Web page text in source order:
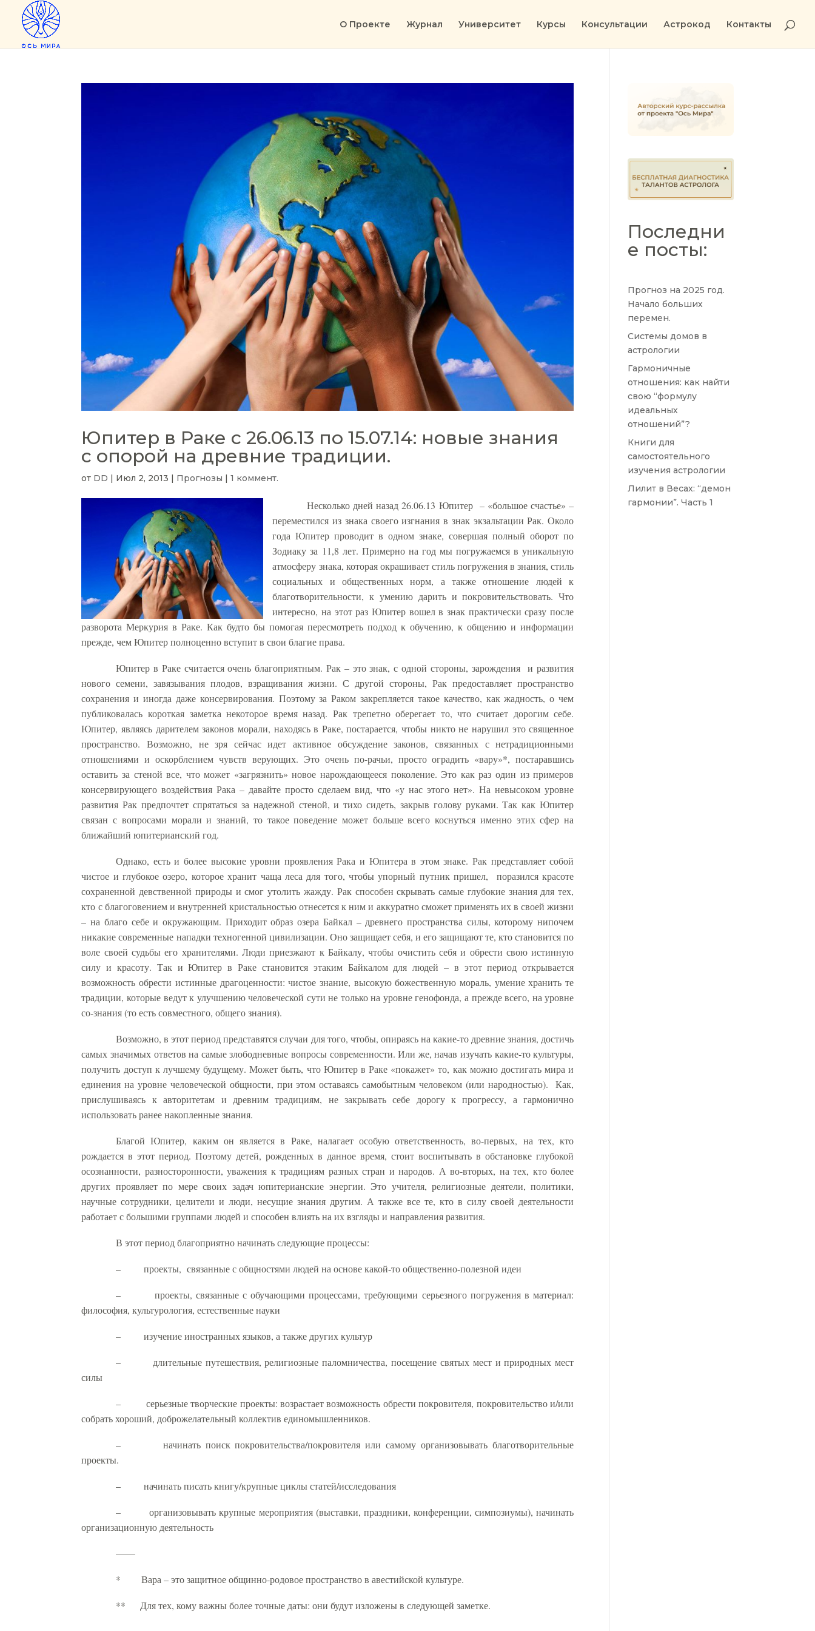
О Проекте Журнал Университет Курсы Консультации Астрокод Контакты
Юпитер в Раке с 26.06.13 по 15.07.14: новые знания
с опорой на древние традиции.
от DD Июл 2, 2013 Прогнозы |1 коммент.
Несколько дней назад 26.06.13 Юпитер – «большое счастье» –
переместился из знака своего изгнания в знак экзальтации Рак. Около
года Юпитер проводит в одном знаке, совершая полный оборот по
Зодиаку за 11,8 лет. Примерно на год мы погружаемся в уникальную
атмосферу знака, которая окрашивает стиль погружения в знания, стиль
социальных и общественных норм, а также отношение людей к
благотворительности, к умению дарить и покровительствовать. Что
интересно, на этот раз Юпитер вошел в знак практически сразу после
разворота Меркурия в Раке. Как будто бы помогая пересмотреть подход к обучению, к общению и информации
прежде, чем Юпитер полноценно вступит в свои благие права.
Юпитер в Раке считается очень благоприятным. Рак – это знак, с одной стороны, зарождения
и развития
нового семени, завязывания плодов, взращивания жизни. С другой стороны, Рак предоставляет пространство
сохранения и иногда даже консервирования. Поэтому за Раком закрепляется такое качество, как жадность, о чем
публиковалась короткая заметка некоторое время назад. Рак трепетно оберегает то, что считает дорогим себе.
Юпитер, являясь дарителем законов морали, находясь в Раке, постарается, чтобы никто не нарушил это священное
пространство. Возможно, не зря сейчас идет активное обсуждение законов, связанных с нетрадиционными
отношениями и оскорблением чувств верующих. Это очень по-рачьи, просто оградить «вару»*, постаравшись
оставить за стеной все, что может «загрязнить» новое нарождающееся поколение. Это как раз один из примеров
консервирующего воздействия Рака – давайте просто сделаем вид, что «у нас этого нет». На невысоком уровне
развития Рак предпочтет спрятаться за надежной стеной, и тихо сидеть, закрыв голову руками. Так как Юпитер
связан с вопросами морали и знаний, то такое поведение может больше всего коснуться именно этих сфер на
ближайший юпитерианский год.
Однако, есть и более высокие уровни проявления Рака и Юпитера в этом знаке. Рак представляет собой
чистое и глубокое озеро, которое хранит чаща леса для того, чтобы упорный путник пришел,
поразился красоте
сохраненной девственной природы и смог утолить жажду. Рак способен скрывать самые глубокие знания для тех,
кто с благоговением и внутренней кристальностью отнесется к ним и аккуратно сможет применять их в своей жизни
– на благо себе и окружающим. Приходит образ озера Байкал – древнего пространства силы, которому нипочем
никакие современные нападки техногенной цивилизации. Оно защищает себя, и его защищают те, кто становится по
воле своей судьбы его хранителями. Люди приезжают к Байкалу, чтобы очистить себя и обрести свою истинную
силу и красоту. Так и Юпитер в Раке становится этаким Байкалом для людей – в этот период открывается
возможность обрести истинные драгоценности: чистое знание, высокую божественную мораль, умение хранить те
традиции, которые ведут к улучшению человеческой сути не только на уровне генофонда, а прежде всего, на уровне
со-знания (то есть совместного, общего знания).
Возможно, в этот период представятся случаи для того, чтобы, опираясь на какие-то древние знания, достичь
самых значимых ответов на самые злободневные вопросы современности. Или же, начав изучать какие-то культуры,
получить доступ к лучшему будущему. Может быть, что Юпитер в Раке «покажет» то, как можно достигать мира и
единения на уровне человеческой общности, при этом оставаясь самобытным человеком (или народностью).
Как,
прислушиваясь к авторитетам и древним традициям, не закрывать себе дорогу к прогрессу, а гармонично
использовать ранее накопленные знания.
Благой Юпитер, каким он является в Раке, налагает особую ответственность, во-первых, на тех, кто
рождается в этот период. Поэтому детей, рожденных в данное время, стоит воспитывать в обстановке глубокой
осознанности, разносторонности, уважения к традициям разных стран и народов. А во-вторых, на тех, кто более
других проявляет по мере своих задач юпитерианские энергии. Это учителя, религиозные деятели, политики,
научные сотрудники, целители и люди, несущие знания другим. А также все те, кто в силу своей деятельности
работает с большими группами людей и способен влиять на их взгляды и направления развития.
В этот период благоприятно начинать следующие процессы:
– проекты, связанные с общностями людей на основе какой-то общественно-полезной идеи
–
проекты, связанные с обучающими процессами, требующими серьезного погружения в материал:
философия, культурология, естественные науки
– изучение иностранных языков, а также других культур
–
длительные путешествия, религиозные паломничества, посещение святых мест и природных мест
силы
–
серьезные творческие проекты: возрастает возможность обрести покровителя, покровительство и/или
собрать хороший, доброжелательный коллектив единомышленников.
–
начинать поиск покровительства/покровителя или самому организовывать благотворительные
проекты.
– начинать писать книгу/крупные циклы статей/исследования
–
организовывать крупные мероприятия (выставки, праздники, конференции, симпозиумы), начинать
организационную деятельность
——
* Вара – это защитное общинно-родовое пространство в авестийской культуре.
** Для тех, кому важны более точные даты: они будут изложены в следующей заметке.
Последни
е посты:
Прогноз на 2025 год.
Начало больших
перемен.
Системы домов в
астрологии
Гармоничные
отношения: как найти
свою “формулу
идеальных
отношений”?
Книги для
самостоятельного
изучения астрологии
Лилит в Весах: “демон
гармонии”. Часть 1